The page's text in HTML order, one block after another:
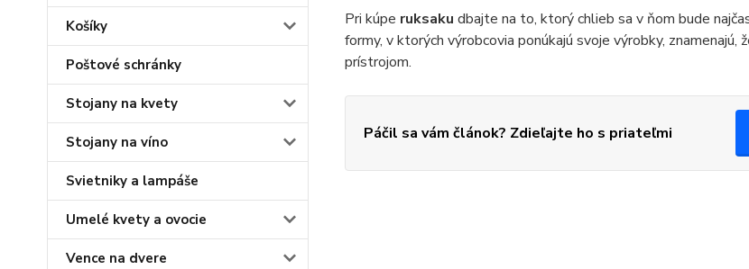
Košíky
Poštové schránky
Stojany na kvety
Stojany na víno
Svietniky a lampáše
Umelé kvety a ovocie
Vence na dvere
Pri kúpe ruksaku dbajte na to, ktorý chlieb sa v ňom bude
formy, v ktorých výrobcovia ponúkajú svoje výrobky,
prístrojom.
Páčil sa vám článok? Zdieľajte ho s priateľmi